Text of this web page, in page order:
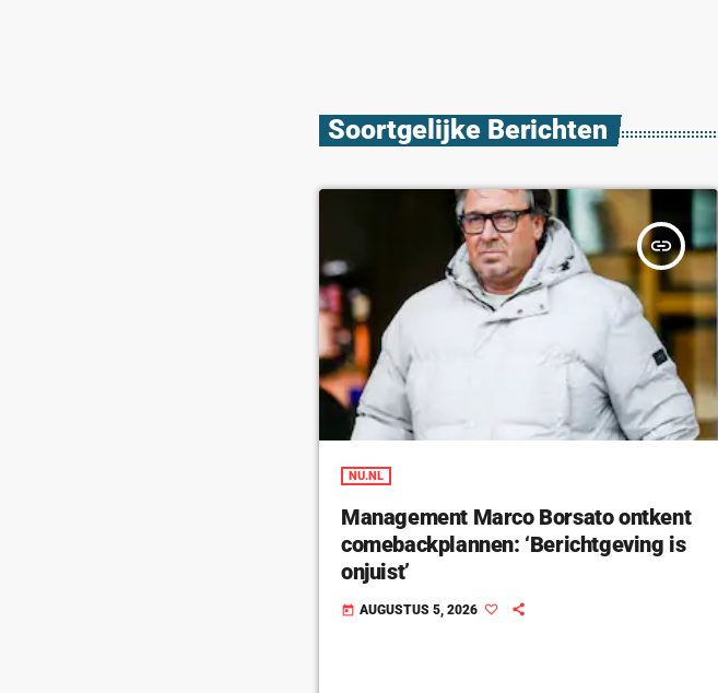
Soortgelijke Berichten
insert_link
NU.NL
Management Marco Borsato ontkent
comebackplannen: ‘Berichtgeving is
onjuist’
today AUGUSTUS 5, 2026